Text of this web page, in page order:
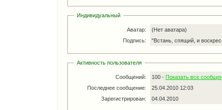
Индивидуальный
Аватар:
(Нет аватара)
Подпись:
"Встань, спящий, и
Активность пользователя
Сообщений: 100 - Показать все
Последнее сообщение:
25.04.2010 12:03
Зарегистрирован:
04.04.2010